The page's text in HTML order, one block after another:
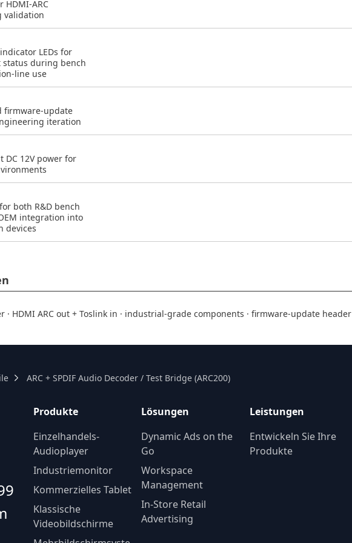
HDMI-ARC
validation
LEDs for
during bench
line use
firmware-update
iteration
DC 12V power for
both R&D bench
integration into
devices
· HDMI ARC out + Toslink in · industrial-grade components · firmware-update header
ARC + SPDIF Audio Decoder / Test Bridge (ARC200)
Produkte
Einzelhandels-
Audioplayer
Industriemonitor
Kommerzielles Tablet
Klassische
Videobildschirme
Lösungen
Dynamic Ads on the
Go
Workspace
Management
In-Store Retail
Advertising
Leistungen
Entwickeln Sie Ihre
Produkte